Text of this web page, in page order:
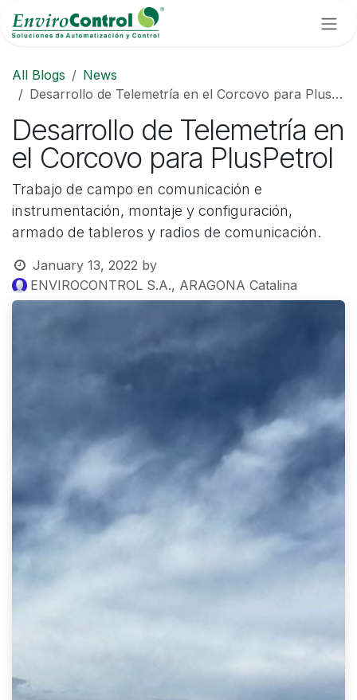
Skip to Content
All Blogs
News
Desarrollo de Telemetría en el Corcovo para PlusPetrol
Desarrollo de Telemetría en
el Corcovo para PlusPetrol
Trabajo de campo en comunicación e
instrumentación, montaje y configuración,
armado de tableros y radios de comunicación.
January 13, 2022 by
ENVIROCONTROL S.A., ARAGONA Catalina